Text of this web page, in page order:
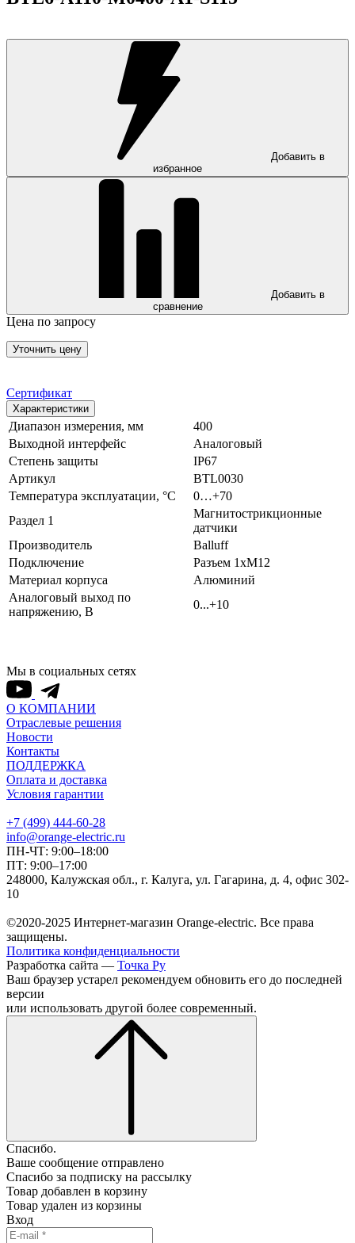
Добавить в
избранное
Добавить в
сравнение
Цена по запросу
Уточнить цену
Сертификат
Характеристики
Диапазон измерения, мм
400
Выходной интерфейс
Аналоговый
Степень защиты
IP67
Артикул
BTL0030
Температура эксплуатации, °С
0…+70
Раздел 1
Магнитострикционные
датчики
Производитель
Balluff
Подключение
Разъем 1xM12
Материал корпуса
Алюминий
Аналоговый выход по
напряжению, В
0...+10
Мы в социальных сетях
О КОМПАНИИ
Отраслевые решения
Новости
Контакты
ПОДДЕРЖКА
Оплата и доставка
Условия гарантии
+7 (499) 444-60-28
info@orange-electric.ru
ПН-ЧТ: 9:00–18:00
ПТ: 9:00–17:00
248000, Калужская обл., г. Калуга, ул. Гагарина, д. 4, офис 302-
10
©2020-2025 Интернет-магазин Orange-electric. Все права
защищены.
Политика конфиденциальности
Разработка сайта — Точка Ру
Ваш браузер устарел рекомендуем обновить его до последней
версии
или использовать другой более современный.
Спасибо.
Ваше сообщение отправлено
Спасибо за подписку на рассылку
Товар добавлен в корзину
Товар удален из корзины
Вход